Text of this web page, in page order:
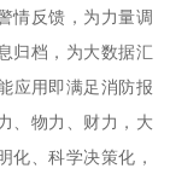
情反馈，为力量调
归档，为大数据汇
应用即满足消防报
、物力、财力，大
化、科学决策化，